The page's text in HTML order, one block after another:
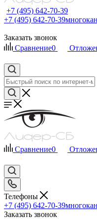
+7 (495) 642-70-39
+7 (495) 642-70-39
Заказать звонок
Сравнение0
Сравнение0
Телефоны
+7 (495) 642-70-39
Заказать звонок